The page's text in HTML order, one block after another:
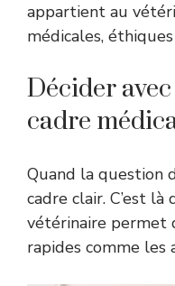
appartient au
médicales,
Décider
cadre
Quand la question
cadre clair. C’est
vétérinaire permet
rapides comme